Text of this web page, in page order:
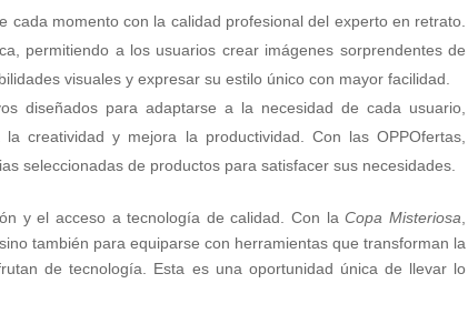
cada momento con la calidad profesional del experto en retrato.
permitiendo a los usuarios crear imágenes sorprendentes de
visuales y expresar su estilo único con mayor facilidad.
diseñados para adaptarse a la necesidad de cada usuario,
creatividad y mejora la productividad. Con las OPPOfertas,
seleccionadas de productos para satisfacer sus necesidades.
y el acceso a tecnología de calidad. Con laCopa Misteriosa
también para equiparse con herramientas que transforman la
de tecnología. Esta es una oportunidad única de llevar lo